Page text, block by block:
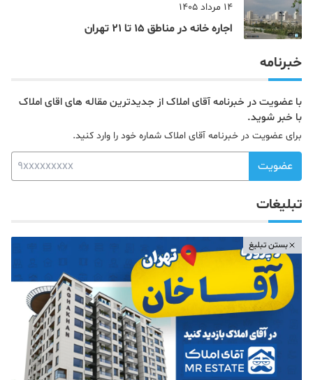
14 مرداد 1405
اجاره خانه در مناطق 15 تا 21 تهران
خبرنامه
با عضویت در خبرنامه آقای املاک از جدیدترین مقاله های اقای املاک
با خبر شوید.
برای عضویت در خبرنامه آقای املاک شماره خود را وارد کنید.
عضویت
تبلیغات
بستن تبلیغ